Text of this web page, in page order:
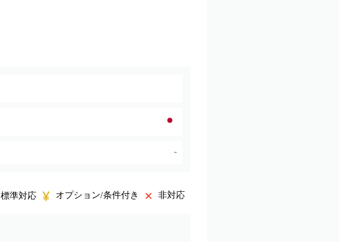
-
標準対応 オプション/条件付き 非対応